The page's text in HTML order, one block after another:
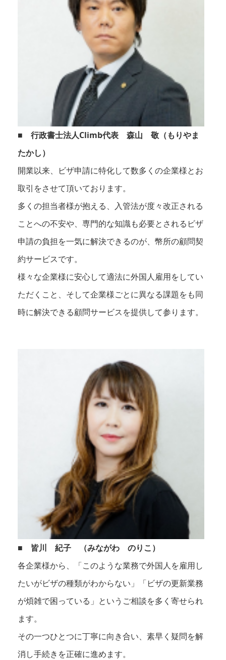
■ 行政書士法人Climb代表 森山 敬（もりやま
たかし）
開業以来、ビザ申請に特化して数多くの企業様とお
取引をさせて頂いております。
多くの担当者様が抱える、入管法が度々改正される
ことへの不安や、専門的な知識も必要とされるビザ
申請の負担を一気に解決できるのが、幣所の顧問契
約サービスです。
様々な企業様に安心して適法に外国人雇用をしてい
ただくこと、そして企業様ごとに異なる課題をも同
時に解決できる顧問サービスを提供して参ります。
■ 皆川 紀子 （みながわ のりこ）
各企業様から、「このような業務で外国人を雇用し
たいがビザの種類がわからない」「ビザの更新業務
が煩雑で困っている」というご相談を多く寄せられ
ます。
その一つひとつに丁寧に向き合い、素早く疑問を解
消し手続きを正確に進めます。